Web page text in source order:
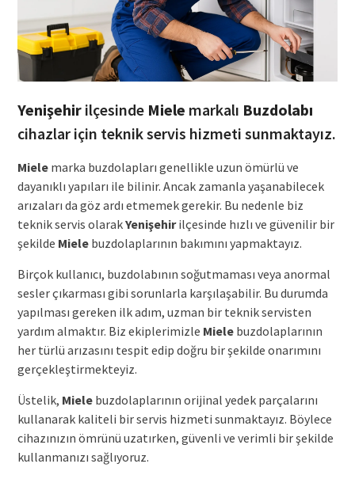
Yenişehirilçesinde Miele markalı Buzdolabı
cihazlar için teknik servis hizmeti sunmaktayız.
Mielemarka buzdolapları genellikle uzun ömürlü ve
dayanıklı yapıları ile bilinir. Ancak zamanla yaşanabilecek
arızaları da göz ardı etmemek gerekir. Bu nedenle biz
teknik servis olarakYenişehirilçesinde hızlı ve güvenilir bir
şekilde Mielebuzdolaplarının bakımını yapmaktayız.
Birçok kullanıcı, buzdolabının soğutmaması veya anormal
sesler çıkarması gibi sorunlarla karşılaşabilir. Bu durumda
yapılması gereken ilk adım, uzman bir teknik servisten
yardım almaktır. Biz ekiplerimizle Mielebuzdolaplarının
her türlü arızasını tespit edip doğru bir şekilde onarımını
gerçekleştirmekteyiz.
Üstelik, Mielebuzdolaplarının orijinal yedek parçalarını
kullanarak kaliteli bir servis hizmeti sunmaktayız. Böylece
cihazınızın ömrünü uzatırken, güvenli ve verimli bir şekilde
kullanmanızı sağlıyoruz.